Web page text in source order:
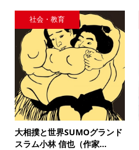
社会・教育
大相撲と世界SUMOグランド
スラム小林 信也（作家...